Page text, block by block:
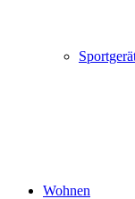
Wohnen